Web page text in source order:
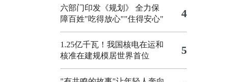
六部门印发《规划》 全力保
障百姓"吃得放心""住得安心"
4
1.25亿千瓦！我国核电在运和
核准在建规模居世界首位
5